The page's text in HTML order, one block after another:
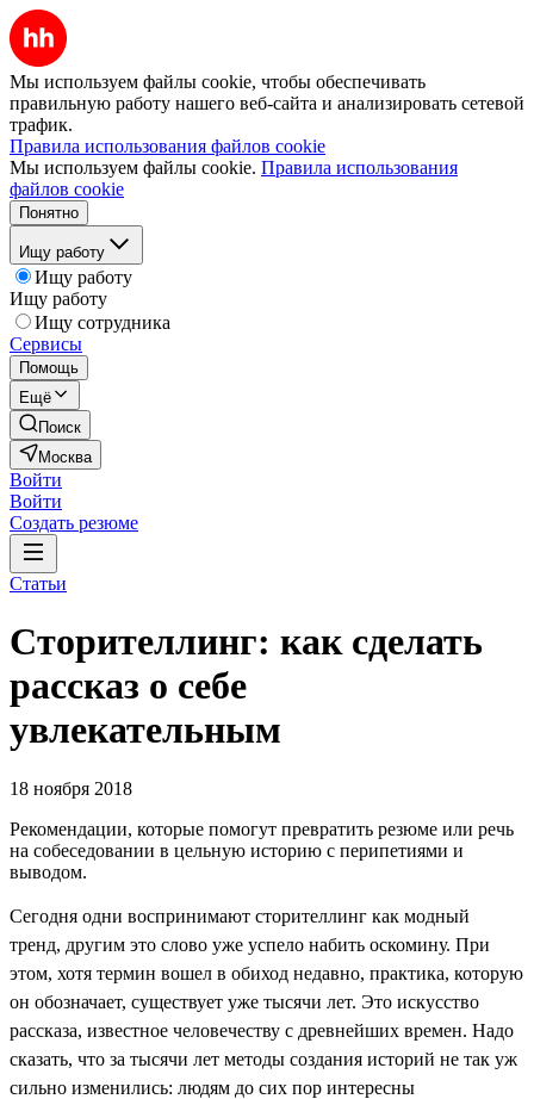
Мы используем файлы cookie, чтобы обеспечивать
правильную работу нашего веб-сайта и анализировать сетевой
трафик.
Правила использования файлов cookie
Мы используем файлы cookie. Правила использования
файлов cookie
Понятно
Ищу работу
Ищу работу
Ищу работу
Ищу сотрудника
Сервисы
Помощь
Ещё
Поиск
Москва
Войти
Войти
Создать резюме
Статьи
Сторителлинг: как сделать
рассказ о себе
увлекательным
18 ноября 2018
Рекомендации, которые помогут превратить резюме или речь
на собеседовании в цельную историю с перипетиями и
выводом.
Сегодня одни воспринимают сторителлинг как модный
тренд, другим это слово уже успело набить оскомину. При
этом, хотя термин вошел в обиход недавно, практика, которую
он обозначает, существует уже тысячи лет. Это искусство
рассказа, известное человечеству с древнейших времен. Надо
сказать, что за тысячи лет методы создания историй не так уж
сильно изменились: людям до сих пор интересны